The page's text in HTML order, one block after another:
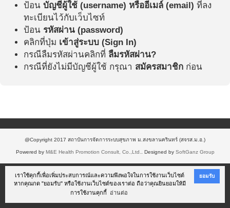
เราใช้คุกกี้เพื่อเพิ่มประสบการณ์และความพึงพอใจในการใช้งานเว็บไซต์
หากคุณกด "ยอมรับ" หรือใช้งานเว็บไซต์ของเราต่อ ถือว่าคุณยินยอมให้มี
การใช้งานคุกกี้
อ่านต่อ
ยอมรับ
ป้อน บัญชีผู้ใช้ (username) หรืออีเมล์ (email) ที่ลง
ทะเบียนไว้กับเว็บไซท์
ป้อน รหัสผ่าน (password)
คลิกที่ปุ่ม เข้าสู่ระบบ (Sign In)
กรณีลืมรหัสผ่านคลิกที่ ลืมรหัสผ่าน?
กรณีที่ยังไม่มีบัญชีผู้ใช้ กรุณา สมัครสมาชิก ก่อน
@Copyright 2017 สถาบันการจัดการระบบสุขภาพ ม.สงขลานครินทร์ (สจรส.ม.อ.)
Powered by M&E Health Promotion Consult, Co.,Ltd.. Designed by SoftGanz Group